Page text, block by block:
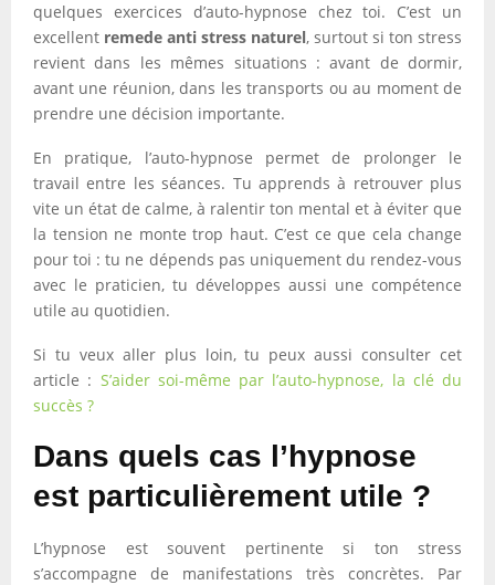
quelques exercices d’auto-hypnose chez toi. C’est un
excellent remede anti stress naturel, surtout si ton stress
revient dans les mêmes situations : avant de dormir,
avant une réunion, dans les transports ou au moment de
prendre une décision importante.
En pratique, l’auto-hypnose permet de prolonger le
travail entre les séances. Tu apprends à retrouver plus
vite un état de calme, à ralentir ton mental et à éviter que
la tension ne monte trop haut. C’est ce que cela change
pour toi : tu ne dépends pas uniquement du rendez-vous
avec le praticien, tu développes aussi une compétence
utile au quotidien.
Si tu veux aller plus loin, tu peux aussi consulter cet
article : S’aider soi-même par l’auto-hypnose, la clé du
succès ?
Dans quels cas l’hypnose
est particulièrement utile ?
L’hypnose est souvent pertinente si ton stress
s’accompagne de manifestations très concrètes. Par